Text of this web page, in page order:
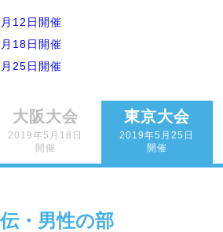
12日開催
18日開催
25日開催
大阪大会
2019年5月18日
開催
東京大会
2019年5月25日
開催
・男性の部